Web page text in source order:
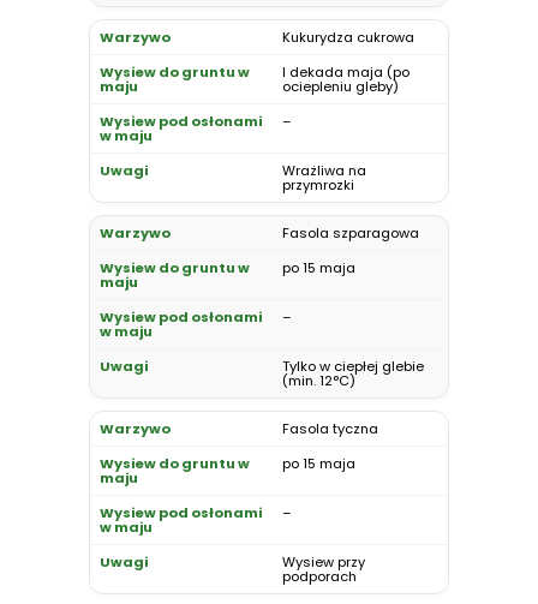
Kukurydza cukrowa
I dekada maja (po
ociepleniu gleby)
–
Wrażliwa na
przymrozki
Fasola szparagowa
po 15 maja
–
Tylko w ciepłej glebie
(min. 12°C)
Fasola tyczna
po 15 maja
–
Wysiew przy
podporach